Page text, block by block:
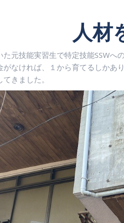
人材
た元技能実習生で特定技能SSW
がなければ、１から育てるしか
きました。